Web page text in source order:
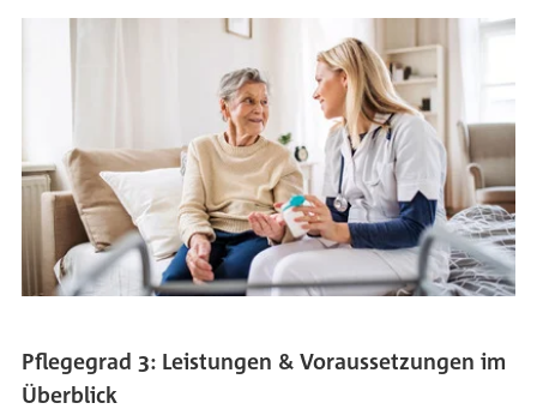
Pflegegrad 3: Leistungen & Voraussetzungen im
Überblick